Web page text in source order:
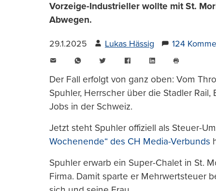
Vorzeige-Industrieller wollte mit St.
Abwegen.
29.1.2025 Lukas Hässig 124
WhatsAppTwitter FacebookLinkedIn
drucken
Der Fall erfolgt von ganz oben: Vom
Spuhler, Herrscher über die Stadler
Jobs in der Schweiz.
Jetzt steht Spuhler offiziell als Steuer-
Wochenende“ des CH Media-Verbunds
Spuhler erwarb ein Super-Chalet in St.
Firma. Damit sparte er Mehrwertsteuer